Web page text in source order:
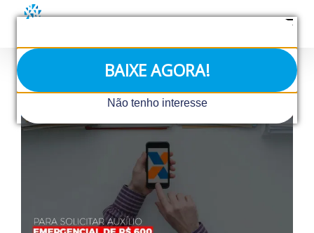
BAIXE AGORA!
Não tenho interesse
conteúdo
View
Larger
Image